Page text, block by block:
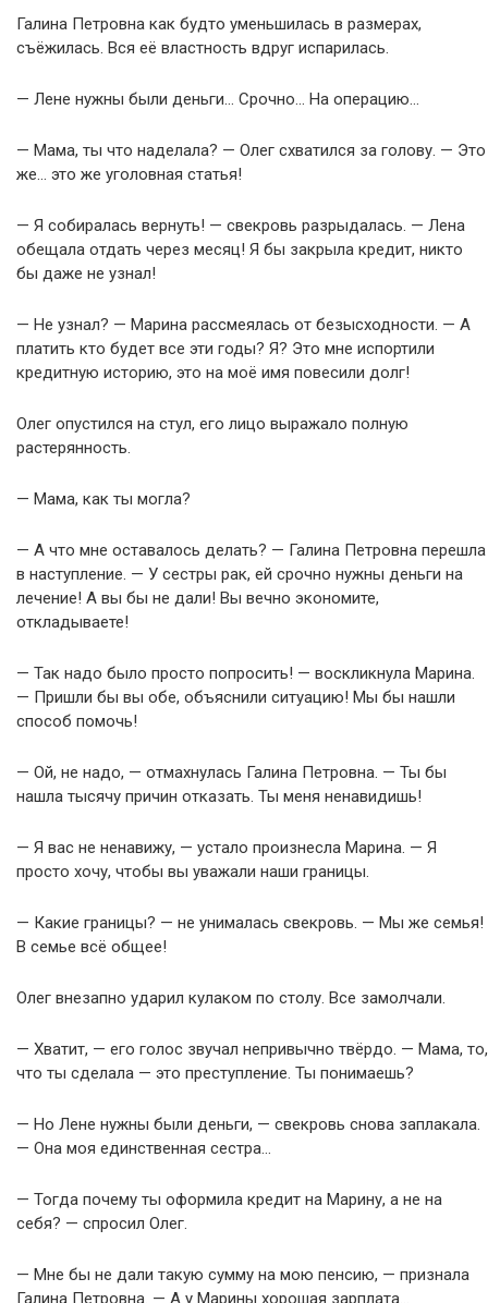
Галина Петровна как будто уменьшилась в размерах,
съёжилась. Вся её властность вдруг испарилась.
— Лене нужны были деньги… Срочно… На операцию…
— Мама, ты что наделала? — Олег схватился за голову. — Это
же… это же уголовная статья!
— Я собиралась вернуть! — свекровь разрыдалась. — Лена
обещала отдать через месяц! Я бы закрыла кредит, никто
бы даже не узнал!
— Не узнал? — Марина рассмеялась от безысходности. — А
платить кто будет все эти годы? Я? Это мне испортили
кредитную историю, это на моё имя повесили долг!
Олег опустился на стул, его лицо выражало полную
растерянность.
— Мама, как ты могла?
— А что мне оставалось делать? — Галина Петровна перешла
в наступление. — У сестры рак, ей срочно нужны деньги на
лечение! А вы бы не дали! Вы вечно экономите,
откладываете!
— Так надо было просто попросить! — воскликнула Марина.
— Пришли бы вы обе, объяснили ситуацию! Мы бы нашли
способ помочь!
— Ой, не надо, — отмахнулась Галина Петровна. — Ты бы
нашла тысячу причин отказать. Ты меня ненавидишь!
— Я вас не ненавижу, — устало произнесла Марина. — Я
просто хочу, чтобы вы уважали наши границы.
— Какие границы? — не унималась свекровь. — Мы же семья!
В семье всё общее!
Олег внезапно ударил кулаком по столу. Все замолчали.
— Хватит, — его голос звучал непривычно твёрдо. — Мама, то,
что ты сделала — это преступление. Ты понимаешь?
— Но Лене нужны были деньги, — свекровь снова заплакала.
— Она моя единственная сестра…
— Тогда почему ты оформила кредит на Марину, а не на
себя? — спросил Олег.
— Мне бы не дали такую сумму на мою пенсию, — признала
Галина Петровна. — А у Марины хорошая зарплата…